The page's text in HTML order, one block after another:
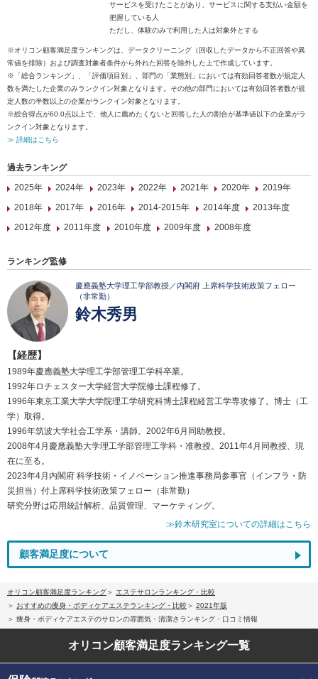
サービスを受けたことがあり、サービスに関する支払い金額を
把握している人
ただし、体験のみで利用した人は対象外とする
※オリコン顧客満足度ランキングは、データクリーニング（回収したデータから不正回答や異
常値を排除）および調査対象者条件から外れた回答を除外した上で作成しています。
※「総合ランキング」、「評価項目別」、部門の「業態別」においては有効回答者数が規定人
数を満たした企業のみランクイン対象となります。その他の部門においては有効回答者数が規
定人数の半数以上の企業がランクイン対象となります。
※総合得点が60.0点以上で、他人に薦めたくないと回答した人の割合が基準値以下の企業がラ
ンクイン対象となります。
≫ 詳細はこちら
過去ランキング
2025年
2024年 2023年 2022年 2021年 2020年
2019年
2018年
2017年 2016年 2014-2015年 2014年度
2013年度
2012年度
2011年度 2010年度 2009年度 2008年度
ランキング監修
慶應義塾大学理工学部教授／内閣府 上席科学技術政策フェロー
（非常勤）
鈴木秀男
【経歴】
1989年慶應義塾大学理工学部管理工学科卒業。
1992年ロチェスター大学経営大学院修士課程修了。
1996年東京工業大学大学院理工学研究科博士課程経営工学専攻修了。博士（工
学）取得。
1996年筑波大学社会工学系・講師。2002年6月同助教授。
2008年4月慶應義塾大学理工学部管理工学科・准教授。2011年4月同教授、現
在に至る。
2023年4月内閣府 科学技術・イノベーション推進事務局参事官（インフラ・防
災担当）付上席科学技術政策フェロー（非常勤）
研究分野は応用統計解析、品質管理、マーケティング。
≫鈴木研究室についての詳細はこちら
顧客満足度について
オリコン顧客満足度ランキング
エステサロンランキング・比較
おすすめの痩身・ボディケアエステランキング・比較
2021年版
痩身・ボディケアエステのサロンの雰囲気・清潔さランキング・口コミ情報
オリコン顧客満足度ランキング一覧